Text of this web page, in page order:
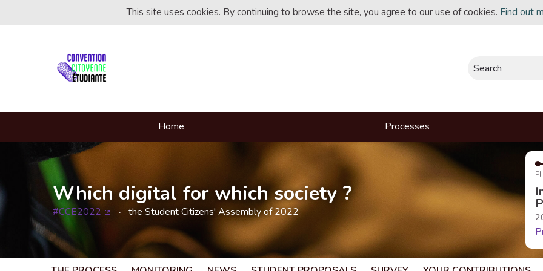
This site uses cookies. By continuing to browse the site, you agree to our use of cookies. Find out
Search
Home Processes
Which digital for which society ?
#CCE2022 the Student Citizens' Assembly of 2022